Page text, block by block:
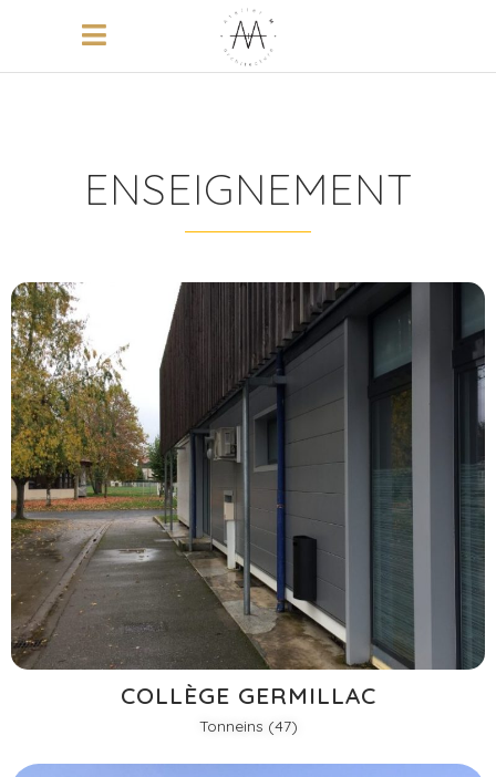
ENSEIGNEMENT
COLLÈGE GERMILLAC
Tonneins (47)